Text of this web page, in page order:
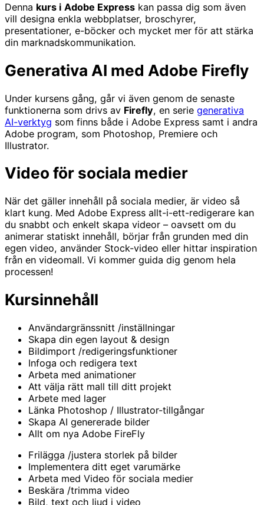
Denna kurs i Adobe Express kan passa dig som även
vill designa enkla webbplatser, broschyrer,
presentationer, e-böcker och mycket mer för att stärka
din marknadskommunikation.
Generativa AI med Adobe Firefly
Under kursens gång, går vi även genom de senaste
funktionerna som drivs av Firefly, en serie generativa
AI-verktyg som finns både i Adobe Express samt i andra
Adobe program, som Photoshop, Premiere och
Illustrator.
Video för sociala medier
När det gäller innehåll på sociala medier, är video så
klart kung. Med Adobe Express allt-i-ett-redigerare kan
du snabbt och enkelt skapa videor – oavsett om du
animerar statiskt innehåll, börjar från grunden med din
egen video, använder Stock-video eller hittar inspiration
från en videomall. Vi kommer guida dig genom hela
processen!
Kursinnehåll
Användargränssnitt /inställningar
Skapa din egen layout & design
Bildimport /redigeringsfunktioner
Infoga och redigera text
Arbeta med animationer
Att välja rätt mall till ditt projekt
Arbete med lager
Länka Photoshop / Illustrator-tillgångar
Skapa AI genererade bilder
Allt om nya Adobe FireFly
Frilägga /justera storlek på bilder
Implementera ditt eget varumärke
Arbeta med Video för sociala medier
Beskära /trimma video
Bild, text och ljud i video